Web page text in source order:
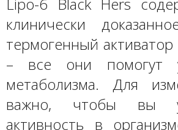
клинически
термогенный
– все они помогут
метаболизма. Для
важно, чтобы вы
активность в